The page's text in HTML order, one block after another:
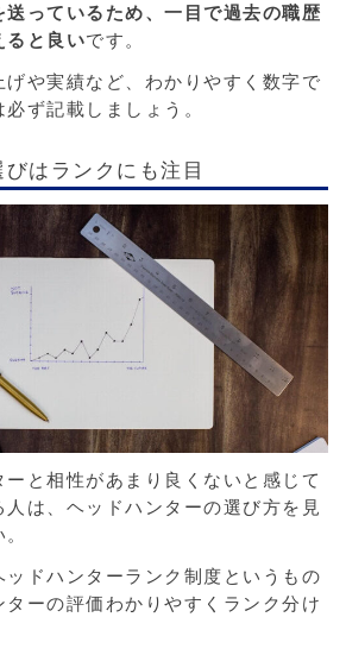
送っているため、一目で過去の職歴
ると良いです。
げや実績など、わかりやすく数字で
ず記載しましょう。
はランクにも注目
と相性があまり良くないと感じて
は、ヘッドハンターの選び方を見
ッドハンターランク制度というもの
ーの評価わかりやすくランク分け